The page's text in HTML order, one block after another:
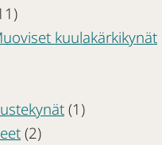
kuulakärkikynät
(1)
(2)